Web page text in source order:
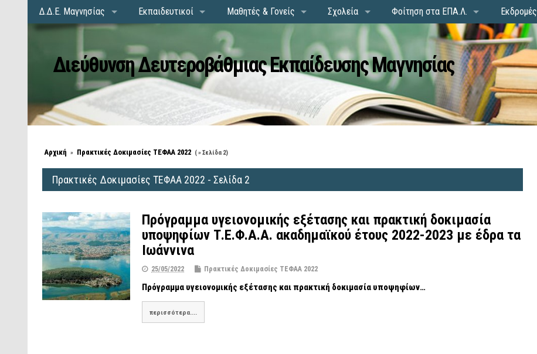
Δ.Δ.Ε. Μαγνησίας Εκπαιδευτικοί Μαθητές & Γονείς Σχολεία Φοίτηση στα ΕΠΑ.Λ. Εκδρομές
Διεύθυνση Δευτεροβάθμιας Εκπαίδευσης Μαγνησίας
Αρχική » Πρακτικές Δοκιμασίες ΤΕΦΑΑ 2022 ( » Σελίδα 2)
Πρακτικές Δοκιμασίες ΤΕΦΑΑ 2022 - Σελίδα 2
Πρόγραμμα υγειονομικής εξέτασης και πρακτική δοκιμασία
υποψηφίων Τ.Ε.Φ.Α.Α. ακαδημαϊκού έτους 2022-2023 με έδρα τα
Ιωάννινα
25/05/2022 Πρακτικές Δοκιμασίες ΤΕΦΑΑ 2022
Πρόγραμμα υγειονομικής εξέτασης και πρακτική δοκιμασία υποψηφίων…
περισσότερα....